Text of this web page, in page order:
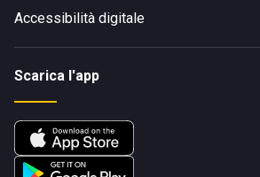
Accessibilità digitale
Scarica l'app